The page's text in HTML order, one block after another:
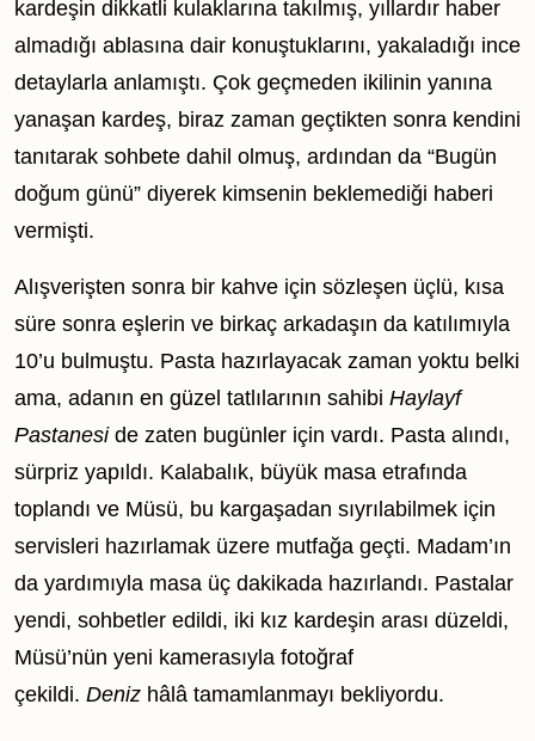
kardeşin dikkatli kulaklarına takılmış, yıllardır haber
almadığı ablasına dair konuştuklarını, yakaladığı ince
detaylarla anlamıştı. Çok geçmeden ikilinin yanına
yanaşan kardeş, biraz zaman geçtikten sonra kendini
tanıtarak sohbete dahil olmuş, ardından da “Bugün
doğum günü” diyerek kimsenin beklemediği haberi
vermişti.
Alışverişten sonra bir kahve için sözleşen üçlü, kısa
süre sonra eşlerin ve birkaç arkadaşın da katılımıyla
10’u bulmuştu. Pasta hazırlayacak zaman yoktu belki
ama, adanın en güzel tatlılarının sahibi Haylayf
Pastaneside zaten bugünler için vardı. Pasta alındı,
sürpriz yapıldı. Kalabalık, büyük masa etrafında
toplandı ve Müsü, bu kargaşadan sıyrılabilmek için
servisleri hazırlamak üzere mutfağa geçti. Madam’ın
da yardımıyla masa üç dakikada hazırlandı. Pastalar
yendi, sohbetler edildi, iki kız kardeşin arası düzeldi,
Müsü’nün yeni kamerasıyla fotoğraf
çekildi. Deniz hâlâ tamamlanmayı bekliyordu.